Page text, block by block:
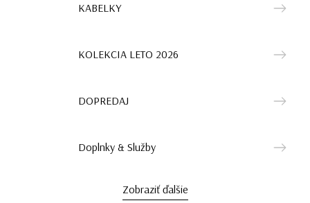
KABELKY
KOLEKCIA LETO 2026
DOPREDAJ
Doplnky & Služby
Zobraziť ďalšie